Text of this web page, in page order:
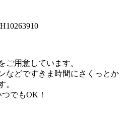
ご用意しています。
などですきま時間にさくっとか
。
でもOK！